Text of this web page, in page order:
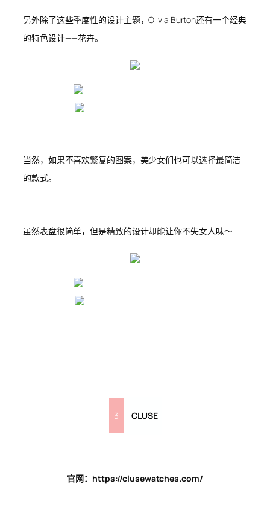
另外除了这些季度性的设计主题，Olivia Burton还有一个经典
的特色设计——花卉。
当然，如果不喜欢繁复的图案，美少女们也可以选择最简洁
的款式。
虽然表盘很简单，但是精致的设计却能让你不失女人味～
3 CLUSE
官网：https://clusewatches.com/